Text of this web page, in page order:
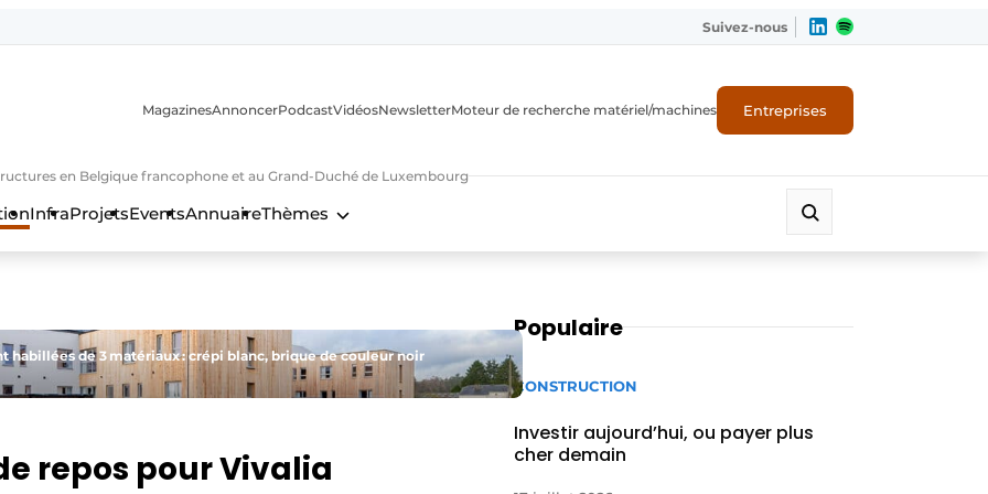
Suivez-nous
en Belgique francophone et au Grand-Duché de Luxembourg
MagazinesAnnoncerPodcastVidéosNewsletterMoteur de recherche matériel/machines Entreprises
InfraProjetsEventsAnnuaireThèmes
habillées de 3 matériaux : crépi blanc, brique de couleur noir
repos pour Vivalia
Populaire
CONSTRUCTION
Investir aujourd’hui, ou payer plus
cher demain